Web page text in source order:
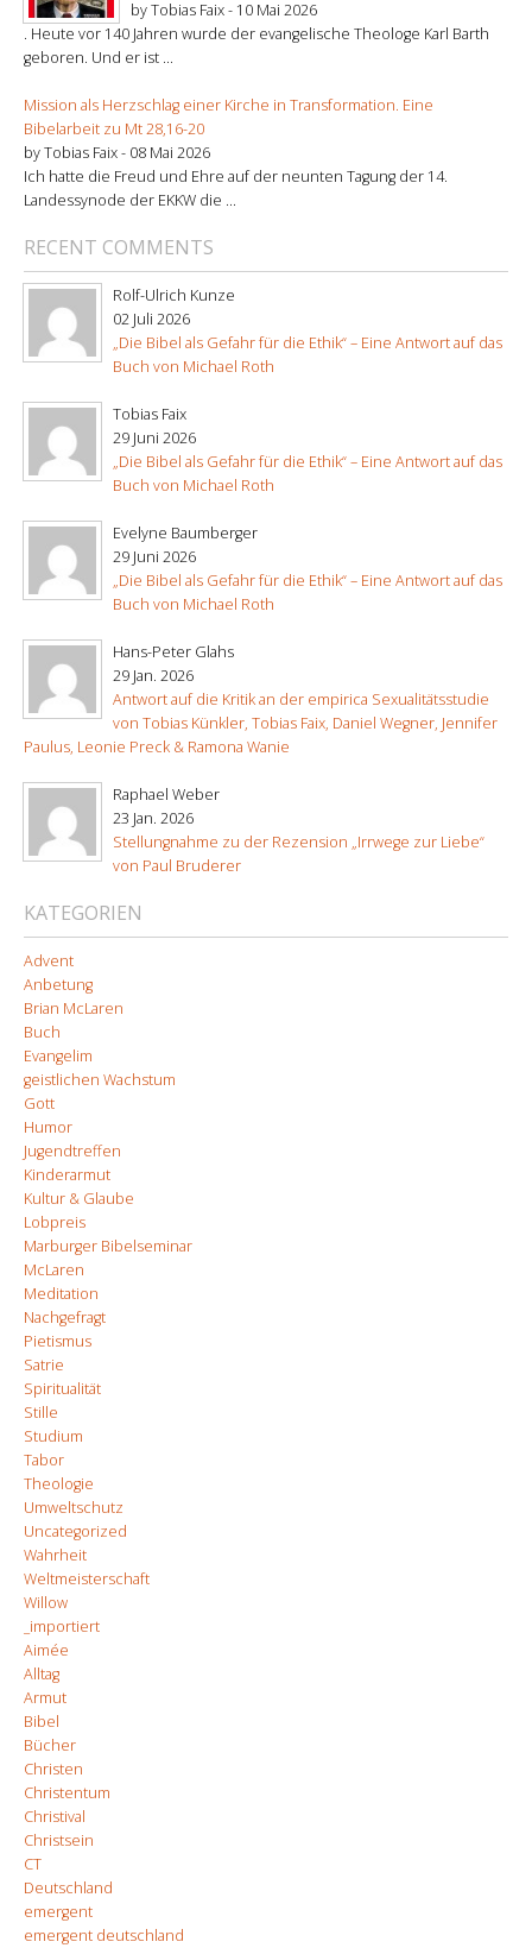
by Tobias Faix - 10 Mai 2026
. Heute vor 140 Jahren wurde der evangelische Theologe Karl Barth
geboren. Und er ist ...
Mission als Herzschlag einer Kirche in Transformation. Eine
Bibelarbeit zu Mt 28,16-20
by Tobias Faix - 08 Mai 2026
Ich hatte die Freud und Ehre auf der neunten Tagung der 14.
Landessynode der EKKW die ...
RECENT COMMENTS
Rolf-Ulrich Kunze
02 Juli 2026
„Die Bibel als Gefahr für die Ethik“ – Eine Antwort auf das
Buch von Michael Roth
Tobias Faix
29 Juni 2026
„Die Bibel als Gefahr für die Ethik“ – Eine Antwort auf das
Buch von Michael Roth
Evelyne Baumberger
29 Juni 2026
„Die Bibel als Gefahr für die Ethik“ – Eine Antwort auf das
Buch von Michael Roth
Hans-Peter Glahs
29 Jan. 2026
Antwort auf die Kritik an der empirica Sexualitätsstudie
von Tobias Künkler, Tobias Faix, Daniel Wegner, Jennifer
Paulus, Leonie Preck & Ramona Wanie
Raphael Weber
23 Jan. 2026
Stellungnahme zu der Rezension „Irrwege zur Liebe“
von Paul Bruderer
KATEGORIEN
Advent
Anbetung
Brian McLaren
Buch
Evangelim
geistlichen Wachstum
Gott
Humor
Jugendtreffen
Kinderarmut
Kultur & Glaube
Lobpreis
Marburger Bibelseminar
McLaren
Meditation
Nachgefragt
Pietismus
Satrie
Spiritualität
Stille
Studium
Tabor
Theologie
Umweltschutz
Uncategorized
Wahrheit
Weltmeisterschaft
Willow
_importiert
Aimée
Alltag
Armut
Bibel
Bücher
Christen
Christentum
Christival
Christsein
CT
Deutschland
emergent
emergent deutschland